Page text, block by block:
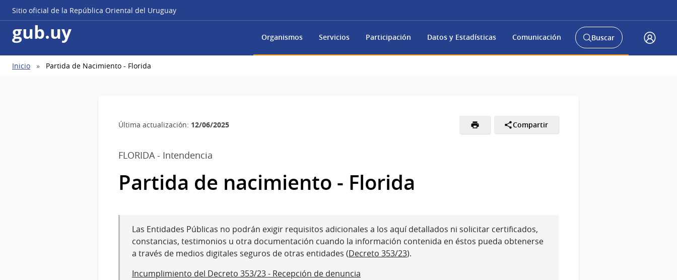
Sitio oficial de la República Oriental del Uruguay
gub.uy Organismos Servicios Participación Datos y Estadísticas Comunicación
Abrir
buscador
Buscar
Acceso
Ruta
Inicio Partida de Nacimiento - Florida
Última actualización: 12/06/2025 Compartir
FLORIDA - Intendencia
Partida de nacimiento - Florida
Las Entidades Públicas no podrán exigir requisitos adicionales a los aquí detallados ni solicitar certificados,
constancias, testimonios u otra documentación cuando la información contenida en éstos pueda obtenerse
a través de medios digitales seguros de otras entidades (Decreto 353/23).
Incumplimiento del Decreto 353/23 - Recepción de denuncia